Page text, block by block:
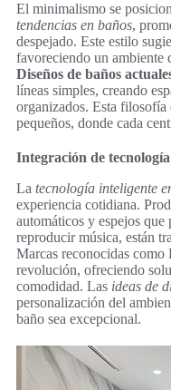
El minimalismo se
tendencias en baños,
despejado. Este estilo
favoreciendo un ambiente
Diseños de baños
líneas simples, creando
organizados. Esta filosofía
pequeños, donde cada
Integración de
La tecnología inteligente
experiencia cotidiana.
automáticos y espejos
reproducir música, están
Marcas reconocidas
revolución, ofreciendo
comodidad. Las ideas de
personalización del
baño sea excepcional.